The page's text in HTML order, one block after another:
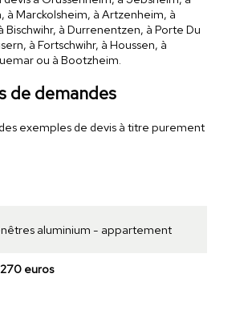
à Marckolsheim, à Artzenheim, à
Bischwihr, à Durrenentzen, à Porte Du
à Fortschwihr, à Houssen, à
ou à Bootzheim.
de demandes
exemples de devis à titre purement
aluminium - appartement
euros